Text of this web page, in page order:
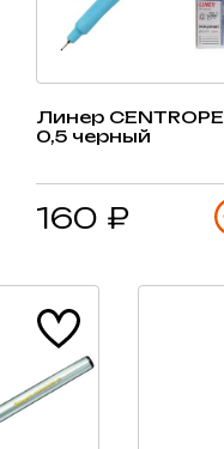
Линер
0,5 черный
160 ₽